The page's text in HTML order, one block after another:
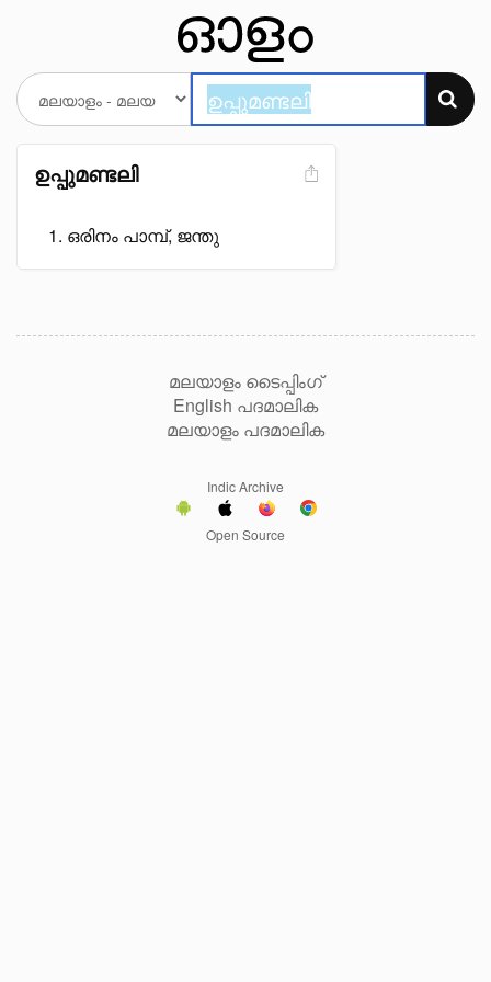
ഉപ്പുമണ്ടലി
ഒരിനം പാമ്പ്, ജന്തു
മലയാളം ടൈപ്പിംഗ്
English പദമാലിക
മലയാളം പദമാലിക
Indic Archive
Open Source